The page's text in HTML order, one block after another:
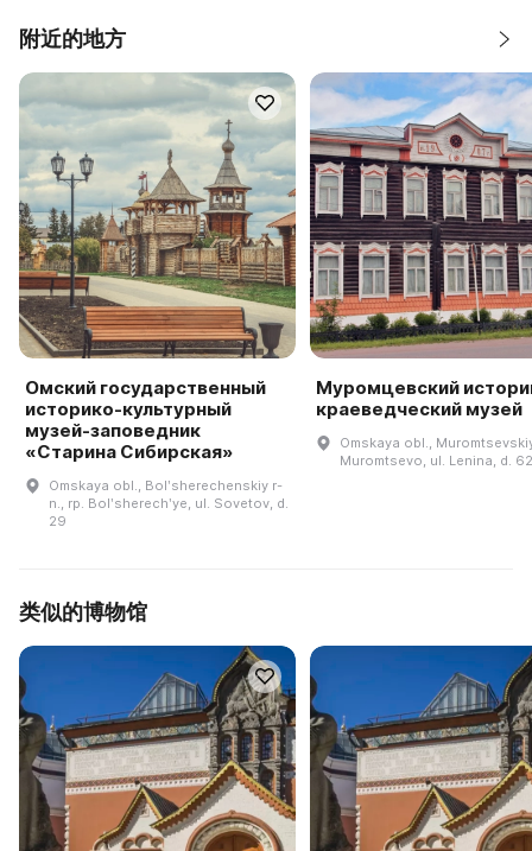
附近的地方
Омский государственный
историко-культурный
музей-заповедник
«Старина Сибирская»
Omskaya obl., Bolʹsherechenskiy r-
n., rp. Bolʹsherechʹye, ul. Sovetov, d.
29
Муромцевский
краеведческий музей
Omskaya obl.,
Muromtsevo, ul. Lenina, d. 62
类似的博物馆